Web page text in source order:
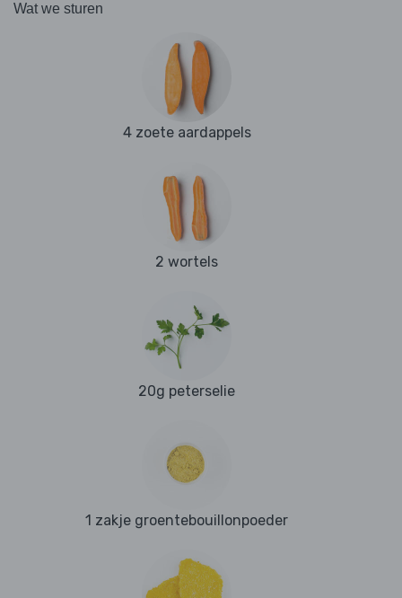
Wat we sturen
4 zoete aardappels
2 wortels
20g peterselie
1 zakje groentebouillonpoeder